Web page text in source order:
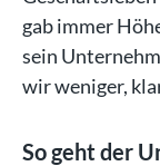
gab immer
sein
wir weniger,
So geht der